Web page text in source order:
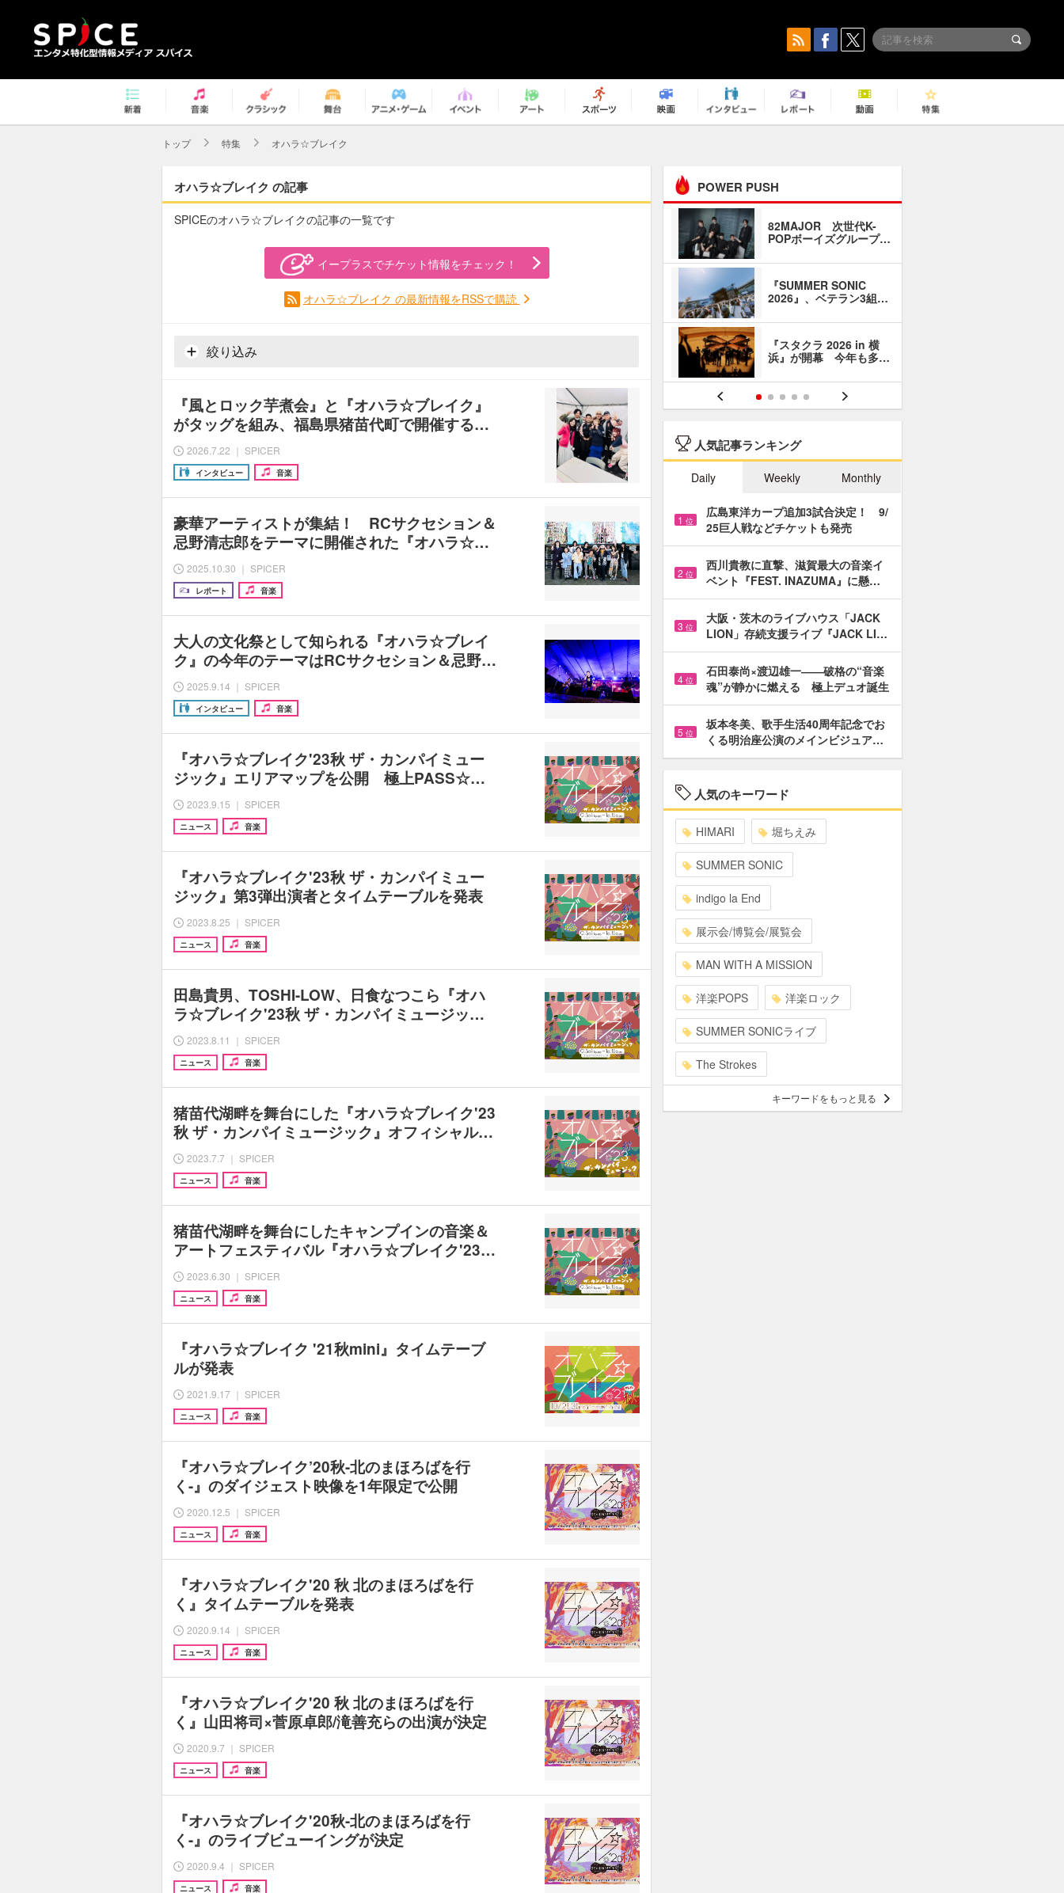
トップ 特集 オハラ☆ブレイク
オハラ☆ブレイク の記事
SPICEのオハラ☆ブレイクの記事の一覧です
イープラスでチケット情報をチェック！
オハラ☆ブレイク の最新情報をRSSで購読
絞り込み
『風とロック芋煮会』と『オハラ☆ブレイク』
がタッグを組み、福島県猪苗代町で開催する…
2026.7.22 ｜ SPICER
インタビュー 音楽
豪華アーティストが集結！ RCサクセション＆
忌野清志郎をテーマに開催された『オハラ☆…
2025.10.30 ｜ SPICER
レポート 音楽
大人の文化祭として知られる『オハラ☆ブレイ
ク』の今年のテーマはRCサクセション＆忌野…
2025.9.14 ｜ SPICER
インタビュー 音楽
『オハラ☆ブレイク'23秋 ザ・カンパイミュー
ジック』エリアマップを公開 極上PASS☆…
2023.9.15 ｜ SPICER
ニュース 音楽
『オハラ☆ブレイク'23秋 ザ・カンパイミュー
ジック』第3弾出演者とタイムテーブルを発表
2023.8.25 ｜ SPICER
ニュース 音楽
田島貴男、TOSHI-LOW、日食なつこら『オハ
ラ☆ブレイク'23秋 ザ・カンパイミュージッ…
2023.8.11 ｜ SPICER
ニュース 音楽
猪苗代湖畔を舞台にした『オハラ☆ブレイク'23
秋 ザ・カンパイミュージック』オフィシャル…
2023.7.7 ｜ SPICER
ニュース 音楽
猪苗代湖畔を舞台にしたキャンプインの音楽＆
アートフェスティバル『オハラ☆ブレイク'23…
2023.6.30 ｜ SPICER
ニュース 音楽
『オハラ☆ブレイク '21秋mini』タイムテーブ
ルが発表
2021.9.17 ｜ SPICER
ニュース 音楽
『オハラ☆ブレイク’20秋-北のまほろばを行
く-』のダイジェスト映像を1年限定で公開
2020.12.5 ｜ SPICER
ニュース 音楽
『オハラ☆ブレイク'20 秋 北のまほろばを行
く』タイムテーブルを発表
2020.9.14 ｜ SPICER
ニュース 音楽
『オハラ☆ブレイク'20 秋 北のまほろばを行
く』山田将司×菅原卓郎/滝善充らの出演が決定
2020.9.7 ｜ SPICER
ニュース 音楽
『オハラ☆ブレイク'20秋-北のまほろばを行
く-』のライブビューイングが決定
2020.9.4 ｜ SPICER
ニュース 音楽
POWER PUSH
82MAJOR 次世代K-
POPボーイズグループ…
『SUMMER SONIC
2026』、ベテラン3組…
『スタクラ 2026 in 横
浜』が開幕 今年も多…
人気記事ランキング
Daily Weekly Monthly
1 位
広島東洋カープ追加3試合決定！ 9/
25巨人戦などチケットも発売
2 位
西川貴教に直撃、滋賀最大の音楽イ
ベント『FEST. INAZUMA』に懸…
3 位
大阪・茨木のライブハウス「JACK
LION」存続支援ライブ『JACK LI…
4 位
石田泰尚×渡辺雄一――破格の“音楽
魂”が静かに燃える 極上デュオ誕生
5 位
坂本冬美、歌手生活40周年記念でお
くる明治座公演のメインビジュア…
人気のキーワード
HIMARI 堀ちえみ
SUMMER SONIC
indigo la End
展示会/博覧会/展覧会
MAN WITH A MISSION
洋楽POPS 洋楽ロック
SUMMER SONICライブ
The Strokes
キーワードをもっと見る